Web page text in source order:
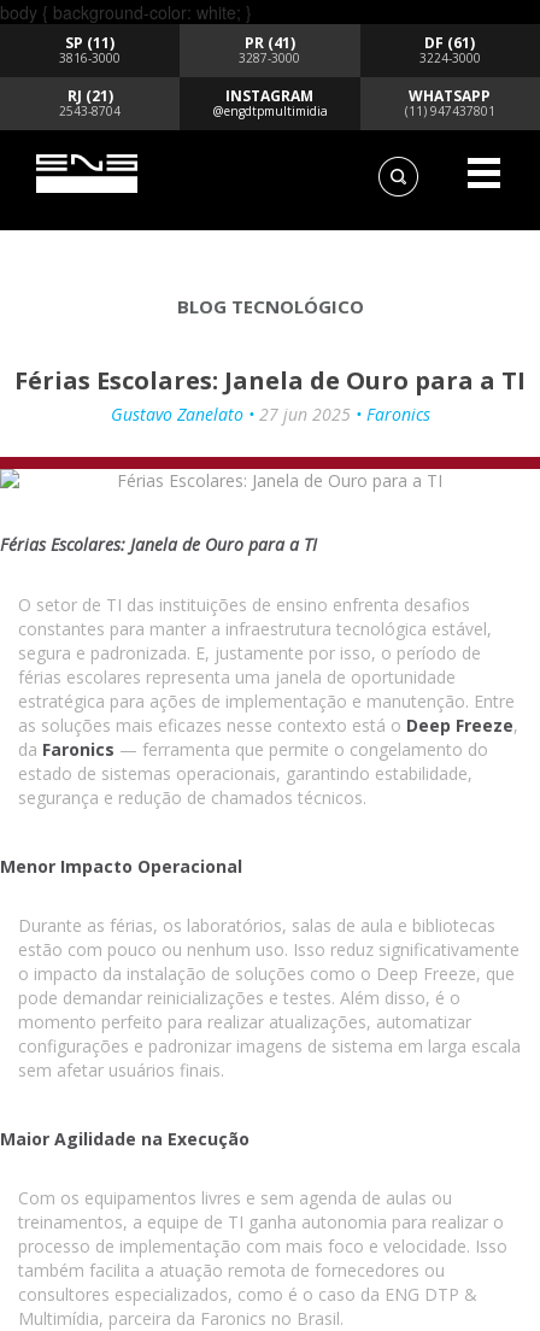
body { background-color: white; }
SP (11)
3816-3000
PR (41)
3287-3000
DF (61)
3224-3000
RJ (21)
2543-8704
INSTAGRAM
@engdtpmultimidia
WHATSAPP
(11) 947437801
BLOG TECNOLÓGICO
Férias Escolares: Janela de Ouro para a TI
Gustavo Zanelato • 27 jun 2025• Faronics
Férias Escolares: Janela de Ouro para a TI
O setor de TI das instituições de ensino enfrenta desafios
constantes para manter a infraestrutura tecnológica estável,
segura e padronizada. E, justamente por isso, o período de
férias escolares representa uma janela de oportunidade
estratégica para ações de implementação e manutenção. Entre
as soluções mais eficazes nesse contexto está o Deep Freeze,
da Faronics — ferramenta que permite o congelamento do
estado de sistemas operacionais, garantindo estabilidade,
segurança e redução de chamados técnicos.
Menor Impacto Operacional
Durante as férias, os laboratórios, salas de aula e bibliotecas
estão com pouco ou nenhum uso. Isso reduz significativamente
o impacto da instalação de soluções como o Deep Freeze, que
pode demandar reinicializações e testes. Além disso, é o
momento perfeito para realizar atualizações, automatizar
configurações e padronizar imagens de sistema em larga escala
sem afetar usuários finais.
Maior Agilidade na Execução
Com os equipamentos livres e sem agenda de aulas ou
treinamentos, a equipe de TI ganha autonomia para realizar o
processo de implementação com mais foco e velocidade. Isso
também facilita a atuação remota de fornecedores ou
consultores especializados, como é o caso da ENG DTP &
Multimídia, parceira da Faronics no Brasil.